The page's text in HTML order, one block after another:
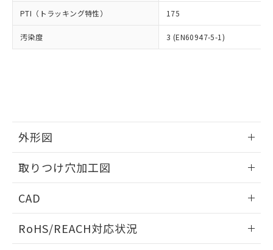
PTI（トラッキング特性） 175
汚染度 3 (EN60947-5-1)
外形図
取りつけ穴加工図
CAD
ドすることができます。
RoHS/REACH対応状況
※当社の共同利用者とは、"個人情報
の「1.共同利
用者の範囲」に記載されている法人を
EU RoHS指令（10物質）の非含有証明書
51物質の非含有証明書（当社基準）
※本証明書は発行日時点で非含有を証明す
るもので、過去に遡って非含有を証明する
していることから、特段のことがない限
り、2022年1月12日より割愛しておりま
す。